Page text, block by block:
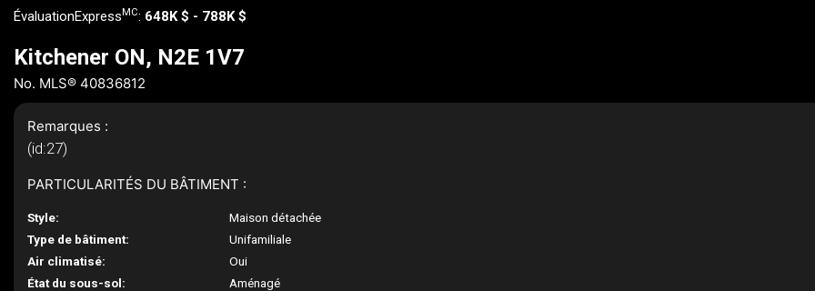
ÉvaluationExpress MC: 648K $ - 788K $
Kitchener ON, N2E 1V7
No. MLS® 40836812
Remarques :
(id:27)
PARTICULARITÉS DU BÂTIMENT :
Style:
Maison détachée
Type de bâtiment:
Unifamiliale
Air climatisé:
Oui
État du sous-sol:
Aménagé